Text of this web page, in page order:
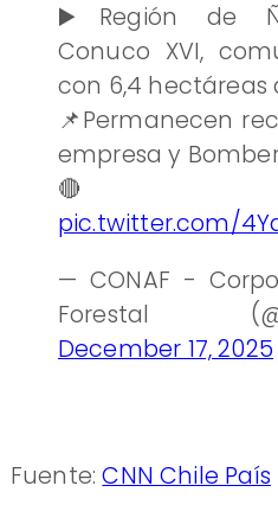
▶️Región de
Conuco XVI,
con 6,4 hectáreas
📌Permanecen
empresa y
🔴
pic.twitter.com/
— CONAF -
Forestal
December 17, 2025
Fuente:CNN Chile País